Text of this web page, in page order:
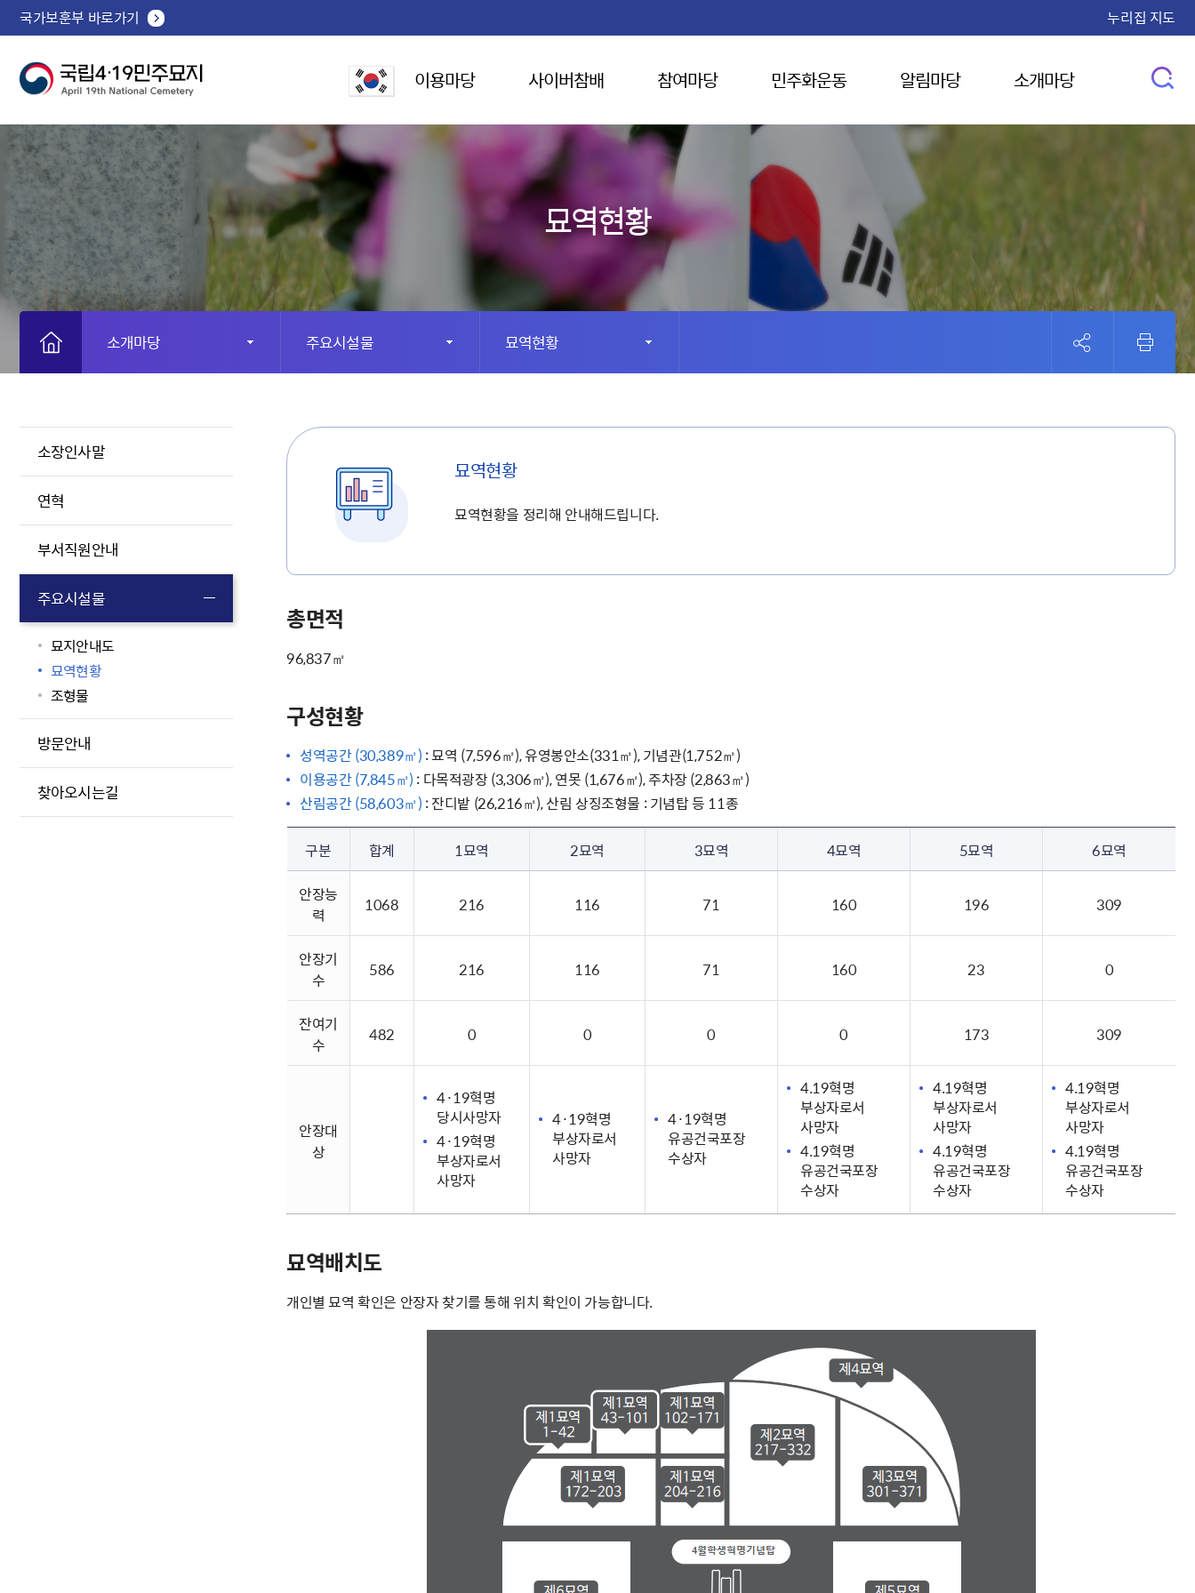
국가보훈부 바로가기 누리집 지도
이용마당 사이버참배 참여마당 민주화운동 알림마당 소개마당
묘역현황
소개마당 주요시설물 묘역현황
소장인사말
연혁
부서직원안내
주요시설물
묘지안내도
묘역현황
조형물
방문안내
찾아오시는길
묘역현황
묘역현황을 정리해 안내해드립니다.
총면적
96,837㎡
구성현황
성역공간 (30,389㎡) : 묘역 (7,596㎡), 유영봉안소(331㎡), 기념관(1,752㎡)
이용공간 (7,845㎡) : 다목적광장 (3,306㎡), 연못 (1,676㎡), 주차장 (2,863㎡)
산림공간 (58,603㎡) : 잔디밭 (26,216㎡), 산림 상징조형물 : 기념탑 등 11종
구분 합계 1묘역 2묘역 3묘역 4묘역 5묘역 6묘역
안장능
력
1068 216 116 71 160 196 309
안장기
수
586 216 116 71 160 23 0
잔여기
수
482 0 0 0 0 173 309
안장대
상
4·19혁명
당시사망자
4·19혁명
부상자로서
사망자
4·19혁명
부상자로서
사망자
4·19혁명
유공건국포장
수상자
4.19혁명
부상자로서
사망자
4.19혁명
유공건국포장
수상자
4.19혁명
부상자로서
사망자
4.19혁명
유공건국포장
수상자
4.19혁명
부상자로서
사망자
4.19혁명
유공건국포장
수상자
묘역배치도
개인별 묘역 확인은 안장자 찾기를 통해 위치 확인이 가능합니다.